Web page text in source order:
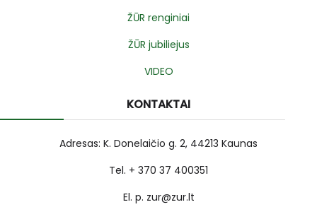
ŽŪR renginiai
ŽŪR jubiliejus
VIDEO
KONTAKTAI
Adresas: K. Donelaičio g. 2, 44213 Kaunas
Tel. + 370 37 400351
El. p. zur@zur.lt